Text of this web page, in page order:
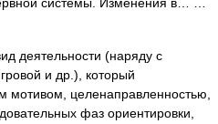
деятельности (наряду с
и др.), который
мотивом, целенаправленностью,
фаз ориентировки,